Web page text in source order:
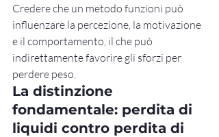
Credere che un metodo funzioni può
influenzare la percezione, la motivazione
e il comportamento, il che può
indirettamente favorire gli sforzi per
perdere peso.
La distinzione
fondamentale: perdita di
liquidi contro perdita di